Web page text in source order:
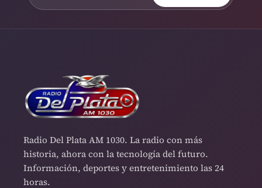
Radio Del Plata AM 1030. La radio con más
historia, ahora con la tecnología del futuro.
Información, deportes y entretenimiento las 24
horas.